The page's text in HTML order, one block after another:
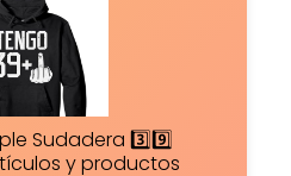
Sudadera 3️⃣9️⃣
y productos